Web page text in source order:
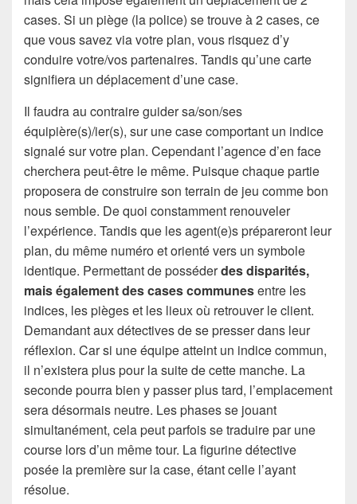
cases. Si un piège (la police) se trouve à 2 cases, ce
que vous savez via votre plan, vous risquez d’y
conduire votre/vos partenaires. Tandis qu’une carte
signifiera un déplacement d’une case.
Il faudra au contraire guider sa/son/ses
équipière(s)/ier(s), sur une case comportant un indice
signalé sur votre plan. Cependant l’agence d’en face
cherchera peut-être le même. Puisque chaque partie
proposera de construire son terrain de jeu comme bon
nous semble. De quoi constamment renouveler
l’expérience. Tandis que les agent(e)s prépareront leur
plan, du même numéro et orienté vers un symbole
identique. Permettant de posséderdes disparités,
mais également des cases communesentre les
indices, les pièges et les lieux où retrouver le client.
Demandant aux détectives de se presser dans leur
réflexion. Car si une équipe atteint un indice commun,
il n’existera plus pour la suite de cette manche. La
seconde pourra bien y passer plus tard, l’emplacement
sera désormais neutre. Les phases se jouant
simultanément, cela peut parfois se traduire par une
course lors d’un même tour. La figurine détective
posée la première sur la case, étant celle l’ayant
résolue.